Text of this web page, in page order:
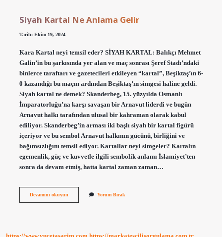
Siyah Kartal Ne Anlama Gelir
Tarih: Ekim 19, 2024
Kara Kartal neyi temsil eder? SİYAH KARTAL: Balıkçı Mehmet
Galin’in bu şarkısında yer alan ve maç sonrası Şeref Stadı’ndaki
binlerce taraftarı ve gazetecileri etkileyen “kartal”, Beşiktaş’ın 6-
0 kazandığı bu maçın ardından Beşiktaş’ın simgesi haline geldi.
Siyah kartal ne demek? Skanderbeg, 15. yüzyılda Osmanlı
İmparatorluğu’na karşı savaşan bir Arnavut liderdi ve bugün
Arnavut halkı tarafından ulusal bir kahraman olarak kabul
ediliyor. Skanderbeg’in arması iki başlı siyah bir kartal figürü
içeriyor ve bu sembol Arnavut halkının gücünü, birliğini ve
bağımsızlığını temsil ediyor. Kartallar neyi simgeler? Kartalın
egemenlik, güç ve kuvvetle ilgili sembolik anlamı İslamiyet’ten
sonra da devam etmiş, hatta kartal zaman zaman…
Devamını okuyunSiyah
Yorum Bırak